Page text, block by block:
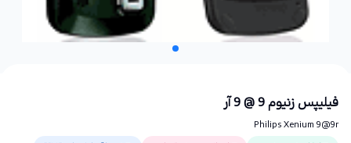
فیلیپس زنیوم 9 @ 9 آر
Philips Xenium 9@9r